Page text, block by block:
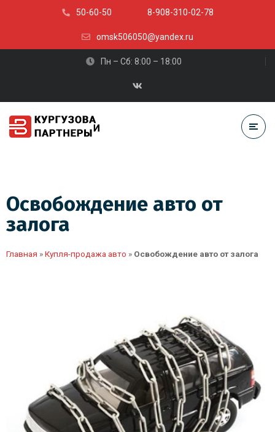
50-60-50 8-908-310-02-78
omsk506050@yandex.ru
Пн – Сб: 8:00 – 18:00
Освобождение авто от
залога
Главная »Купля-продажа авто » Освобождение авто от залога